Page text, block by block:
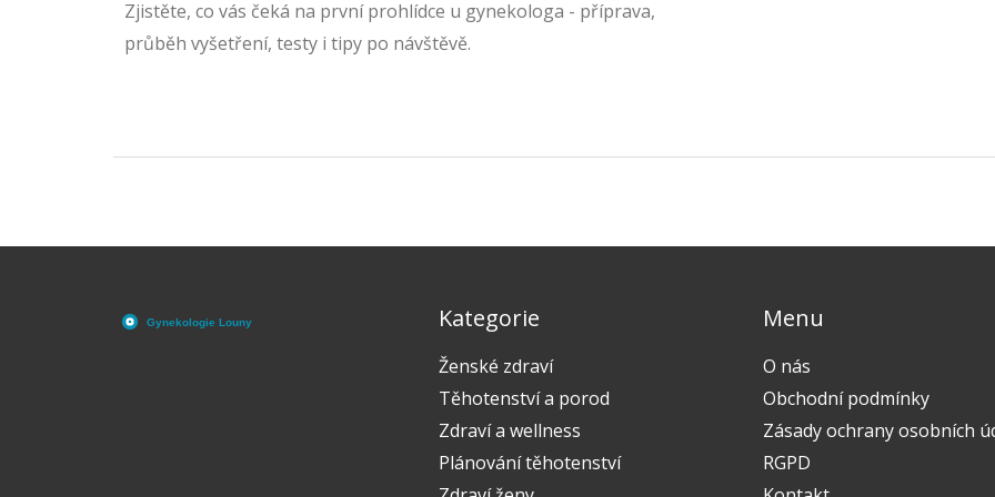
Zjistěte, co vás čeká na první prohlídce u gynekologa - příprava,
průběh vyšetření, testy i tipy po návštěvě.
Kategorie
Ženské zdraví
Těhotenství a porod
Zdraví a wellness
Plánování těhotenství
Menu
O nás
Obchodní podmínky
Zásady ochrany osobních
RGPD